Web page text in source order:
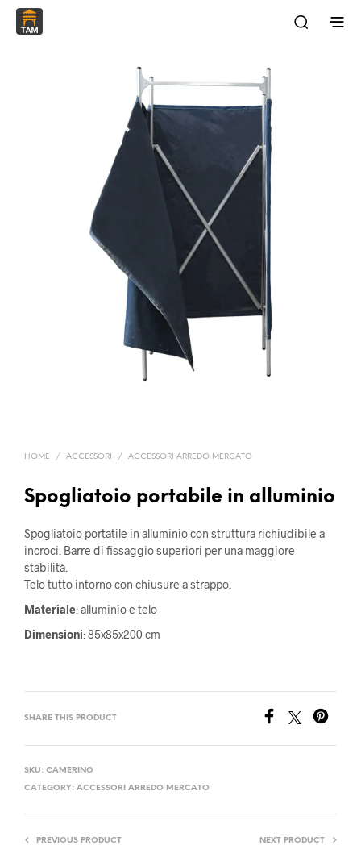
HOME / ACCESSORI / ACCESSORI ARREDO MERCATO
Spogliatoio portabile in alluminio
Spogliatoio portatile in alluminio con struttura richiudibile a
incroci. Barre di fissaggio superiori per una maggiore
stabilità.
Telo tutto intorno con chiusure a strappo.
Materiale: alluminio e telo
Dimensioni: 85x85x200 cm
SHARE THIS PRODUCT
SKU: CAMERINO
CATEGORY: ACCESSORI ARREDO MERCATO
PREVIOUS PRODUCT NEXT PRODUCT